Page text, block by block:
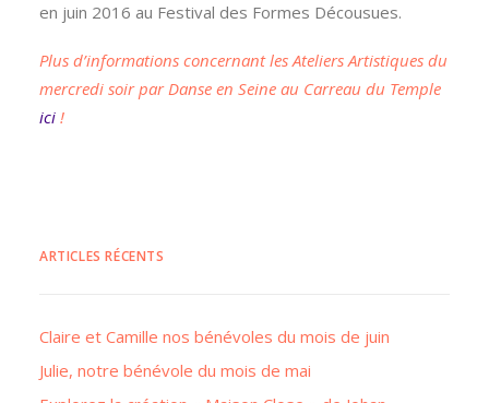
en juin 2016 au Festival des Formes Décousues.
Plus d’informations concernant les Ateliers Artistiques du
mercredi soir par Danse en Seine au Carreau du Temple
ici !
ARTICLES RÉCENTS
Claire et Camille nos bénévoles du mois de juin
Julie, notre bénévole du mois de mai